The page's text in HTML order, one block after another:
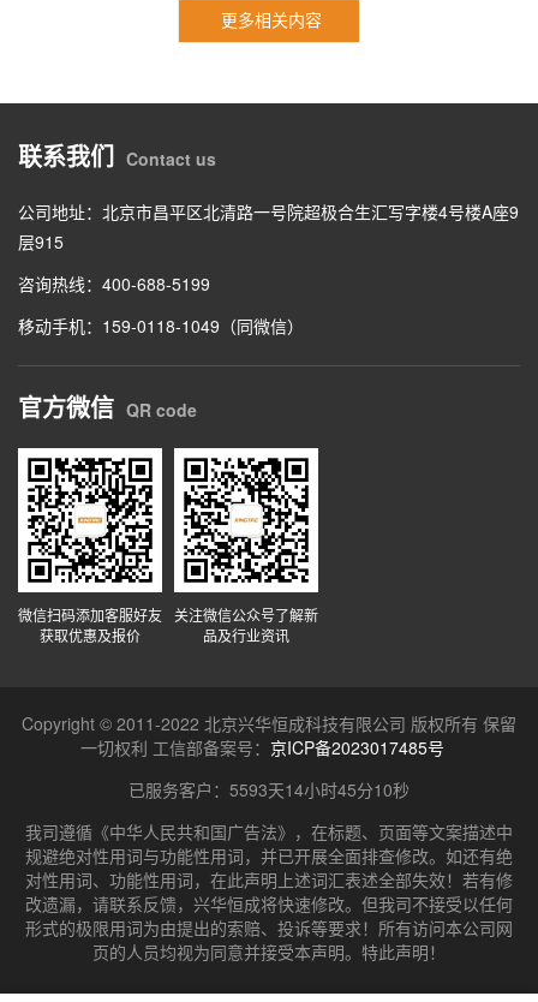
更多相关内容
联系我们 Contact us
公司地址：北京市昌平区北清路一号院超极合生汇写字楼4号楼A座9
层915
咨询热线：400-688-5199
移动手机：159-0118-1049（同微信）
官方微信 QR code
微信扫码添加客服好友
获取优惠及报价
关注微信公众号了解新
品及行业资讯
Copyright © 2011-2022 北京兴华恒成科技有限公司 版权所有 保留
一切权利 工信部备案号： 京ICP备2023017485号
已服务客户： 5593天14小时45分10秒
我司遵循《中华人民共和国广告法》，在标题、页面等文案描述中
规避绝对性用词与功能性用词，并已开展全面排查修改。如还有绝
对性用词、功能性用词，在此声明上述词汇表述全部失效！若有修
改遗漏，请联系反馈，兴华恒成将快速修改。但我司不接受以任何
形式的极限用词为由提出的索赔、投诉等要求！所有访问本公司网
页的人员均视为同意并接受本声明。特此声明！